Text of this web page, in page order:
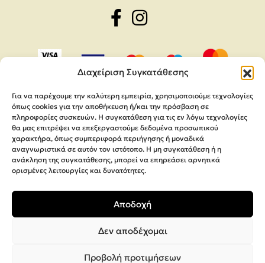
Διαχείριση Συγκατάθεσης
Για να παρέχουμε την καλύτερη εμπειρία, χρησιμοποιούμε τεχνολογίες
όπως cookies για την αποθήκευση ή/και την πρόσβαση σε
πληροφορίες συσκευών. Η συγκατάθεση για τις εν λόγω τεχνολογίες
θα μας επιτρέψει να επεξεργαστούμε δεδομένα προσωπικού
χαρακτήρα, όπως συμπεριφορά περιήγησης ή μοναδικά
αναγνωριστικά σε αυτόν τον ιστότοπο. Η μη συγκατάθεση ή η
ανάκληση της συγκατάθεσης, μπορεί να επηρεάσει αρνητικά
ορισμένες λειτουργίες και δυνατότητες.
Αποδοχή
Δεν αποδέχομαι
Προβολή προτιμήσεων
Copyright 2026,
Κατασκευή Ιστοσελίδων Interactive Net Solutions